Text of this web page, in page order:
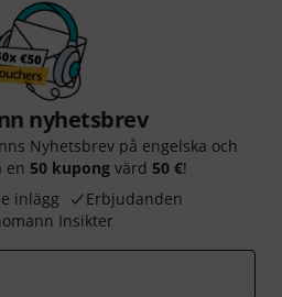
nyhetsbrev
Nyhetsbrev på engelska och
en 50 kupong värd 50 €!
inlägg
Erbjudanden
Insikter